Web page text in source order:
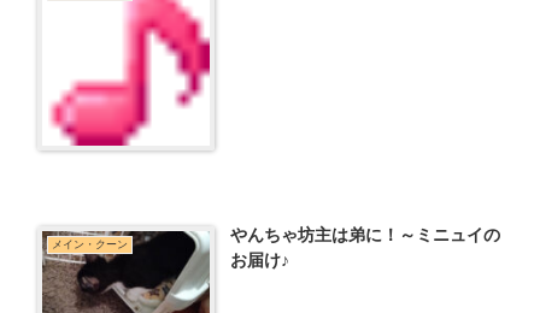
メイン・クーン
やんちゃ坊主は弟に！～ミニュイの
お届け♪